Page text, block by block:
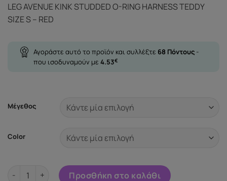
LEG AVENUE KINK STUDDED O-RING HARNESS TEDDY
SIZE S – RED
Αγοράστε αυτό το προϊόν και συλλέξτε 68 Πόντους -
που ισοδυναμούν με 4.53€
Μέγεθος
Color
LEG AVENUE TEDDY ARNÉS CON TACHUELAS TALLA ποσότητα
Προσθήκη στο καλάθι